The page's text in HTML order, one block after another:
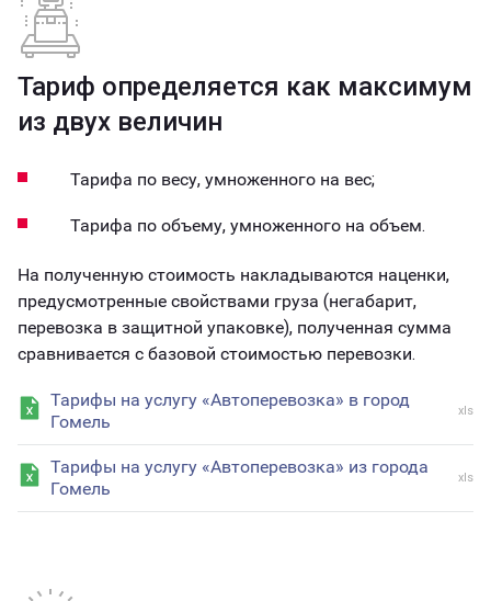
Тариф определяется как максимум
из двух величин
Тарифа по весу, умноженного на вес;
Тарифа по объему, умноженного на объем.
На полученную стоимость накладываются наценки,
предусмотренные свойствами груза (негабарит,
перевозка в защитной упаковке), полученная сумма
сравнивается с базовой стоимостью перевозки.
Тарифы на услугу «Автоперевозка» в город
Гомель
xls
Тарифы на услугу «Автоперевозка» из города
Гомель
xls